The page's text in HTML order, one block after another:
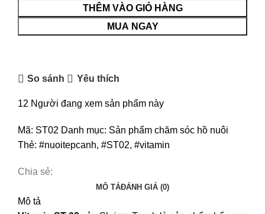
THÊM VÀO GIỎ HÀNG
MUA NGAY
So sánh Yêu thích
12 Người đang xem sản phẩm này
Mã: ST02 Danh mục: Sản phẩm chăm sóc hồ nuôi
Thẻ: #nuoitepcanh, #ST02, #vitamin
Chia sẻ:
MÔ TẢĐÁNH GIÁ (0)
Mô tả